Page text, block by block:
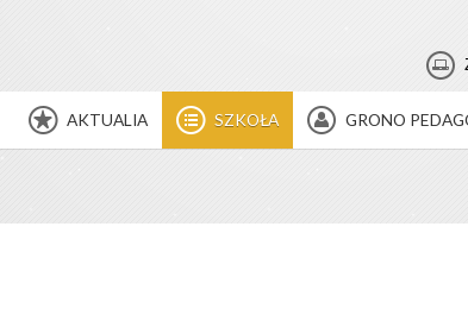
AKTUALIA SZKOŁA GRONO